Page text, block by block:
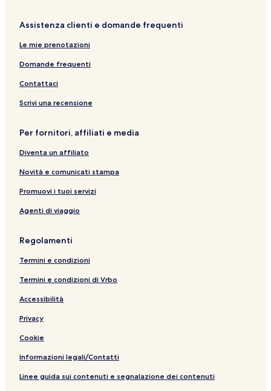
e
t
i
n
a
i
e
S
t
a
r
H
r
y
M
o
l
9
C
o
m
f
e
e
s
t
i
a
o
e
:
V
i
l
n
S
t
a
e
a
r
y
N
e
t
d
e
s
t
n
i
n
e
:
H
t
O
n
d
r
š
B
s
k
y
d
Assistenza clienti e domande frequenti
Le mie prenotazioni
Domande frequenti
Contattaci
Scrivi una recensione
Per fornitori, affiliati e media
Diventa un affiliato
Novità e comunicati stampa
Promuovi i tuoi servizi
Agenti di viaggio
Regolamenti
Termini e condizioni
Termini e condizioni di Vrbo
Accessibilità
Privacy
Cookie
Informazioni legali/Contatti
Linee guida sui contenuti e segnalazione dei contenuti